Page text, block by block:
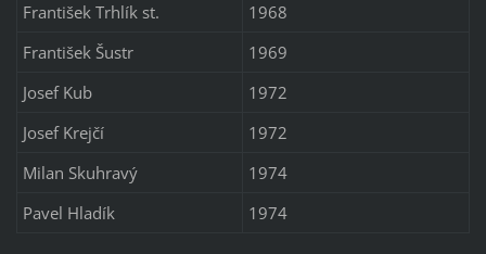
František Trhlík st.
1968
František Šustr
1969
Josef Kub
1972
Josef Krejčí
1972
Milan Skuhravý
1974
Pavel Hladík
1974